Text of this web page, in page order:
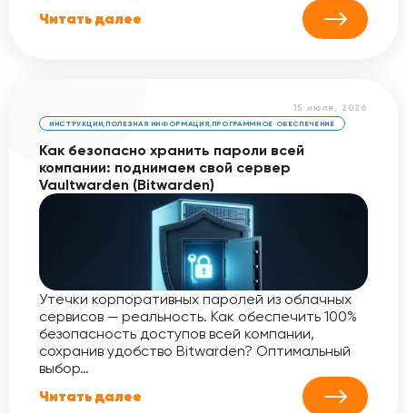
Читать далее
15 июля, 2026
ИНСТРУКЦИИ,ПОЛЕЗНАЯ ИНФОРМАЦИЯ,ПРОГРАММНОЕ ОБЕСПЕЧЕНИЕ
Как безопасно хранить пароли всей
компании: поднимаем свой сервер
Vaultwarden (Bitwarden)
Утечки корпоративных паролей из облачных
сервисов — реальность. Как обеспечить 100%
безопасность доступов всей компании,
сохранив удобство Bitwarden? Оптимальный
выбор…
Читать далее